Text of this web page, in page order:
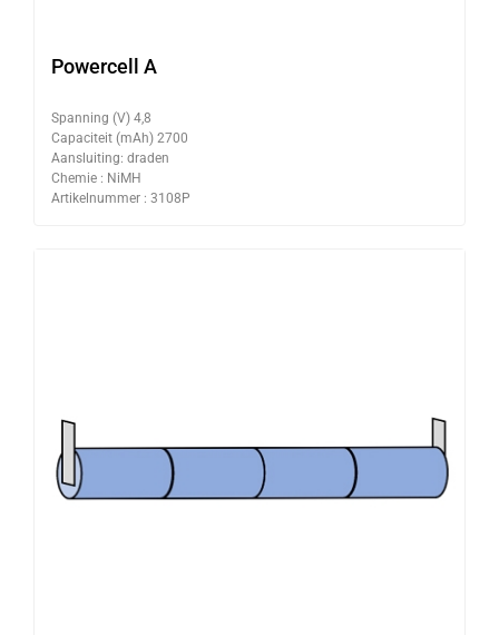
Powercell A
Spanning (V) 4,8
Capaciteit (mAh) 2700
Aansluiting: draden
Chemie : NiMH
Artikelnummer : 3108P